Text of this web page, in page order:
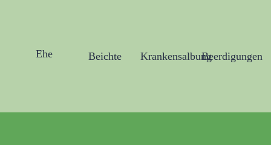
Ehe Beichte KrankensalbungBeerdigungen